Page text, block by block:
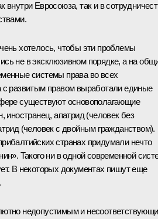
внутри Евросоюза, так и в
хотелось, чтобы эти проблемы
не в эксклюзивном порядке, а на
системы права во всех
с развитым правом выработали единые
существуют основополагающие
иностранец, апатрид (человек без
(человек с двойным гражданством).
странах придумали нечто
Такого ни в одной современной
В некоторых документах пишут еще
недопустимым и